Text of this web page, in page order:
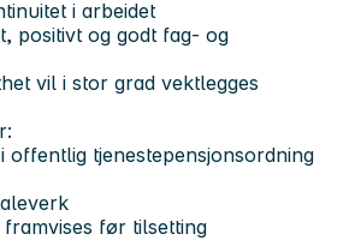
i arbeidet
positivt og godt fag- og
vil i stor grad vektlegges
offentlig tjenestepensjonsordning
før tilsetting